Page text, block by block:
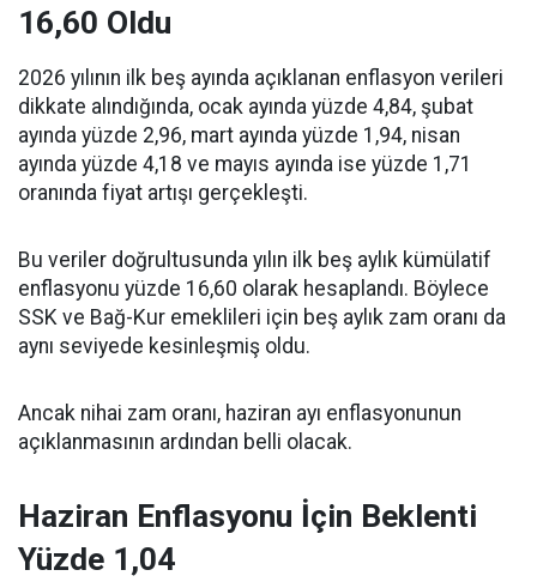
16,60 Oldu
2026 yılının ilk beş ayında açıklanan enflasyon verileri
dikkate alındığında, ocak ayında yüzde 4,84, şubat
ayında yüzde 2,96, mart ayında yüzde 1,94, nisan
ayında yüzde 4,18 ve mayıs ayında ise yüzde 1,71
oranında fiyat artışı gerçekleşti.
Bu veriler doğrultusunda yılın ilk beş aylık kümülatif
enflasyonu yüzde 16,60 olarak hesaplandı. Böylece
SSK ve Bağ-Kur emeklileri için beş aylık zam oranı da
aynı seviyede kesinleşmiş oldu.
Ancak nihai zam oranı, haziran ayı enflasyonunun
açıklanmasının ardından belli olacak.
Haziran Enflasyonu İçin Beklenti
Yüzde 1,04